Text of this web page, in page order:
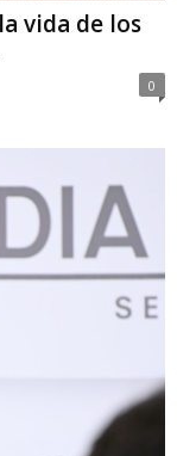
vida de los
0